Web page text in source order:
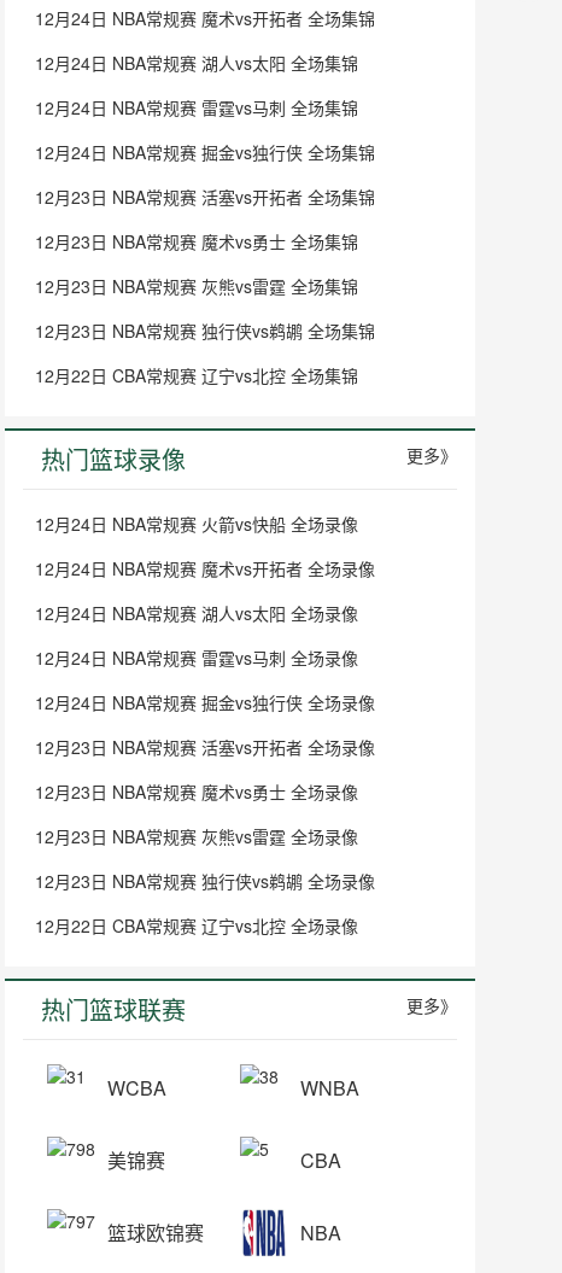
12月24日 NBA常规赛 魔术vs开拓者 全场集锦
12月24日 NBA常规赛 湖人vs太阳 全场集锦
12月24日 NBA常规赛 雷霆vs马刺 全场集锦
12月24日 NBA常规赛 掘金vs独行侠 全场集锦
12月23日 NBA常规赛 活塞vs开拓者 全场集锦
12月23日 NBA常规赛 魔术vs勇士 全场集锦
12月23日 NBA常规赛 灰熊vs雷霆 全场集锦
12月23日 NBA常规赛 独行侠vs鹈鹕 全场集锦
12月22日 CBA常规赛 辽宁vs北控 全场集锦
热门篮球录像 更多》
12月24日 NBA常规赛 火箭vs快船 全场录像
12月24日 NBA常规赛 魔术vs开拓者 全场录像
12月24日 NBA常规赛 湖人vs太阳 全场录像
12月24日 NBA常规赛 雷霆vs马刺 全场录像
12月24日 NBA常规赛 掘金vs独行侠 全场录像
12月23日 NBA常规赛 活塞vs开拓者 全场录像
12月23日 NBA常规赛 魔术vs勇士 全场录像
12月23日 NBA常规赛 灰熊vs雷霆 全场录像
12月23日 NBA常规赛 独行侠vs鹈鹕 全场录像
12月22日 CBA常规赛 辽宁vs北控 全场录像
热门篮球联赛 更多》
WCBA WNBA
美锦赛 CBA
篮球欧锦赛 NBA